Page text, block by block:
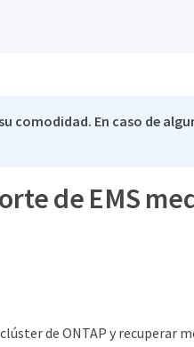
comodidad. En caso de
de EMS
de ONTAP y recuperar